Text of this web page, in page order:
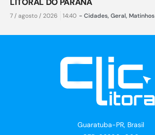
7 / agosto / 2026 14:40 - Cidades, Geral, Matinhos
Guaratuba-PR, Brasil